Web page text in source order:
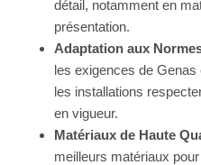
détail, notamment en
présentation.
Adaptation aux
les exigences de
les installations
en vigueur.
Matériaux de Haute
meilleurs matériaux